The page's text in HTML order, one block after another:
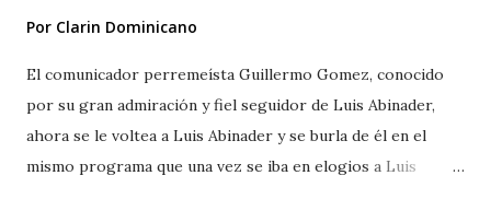
Por Clarin Dominicano
El comunicador perremeísta Guillermo Gomez, conocido
por su gran admiración y fiel seguidor de Luis Abinader,
ahora se le voltea a Luis Abinader y se burla de él en el
mismo programa que una vez se iba en elogios a Luis